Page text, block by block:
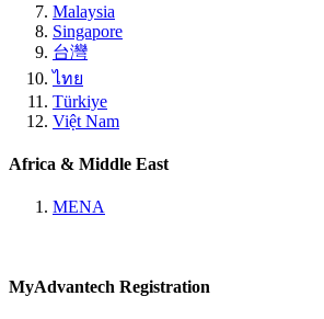
Malaysia
Singapore
台灣
ไทย
Türkiye
Việt Nam
Africa & Middle East
MENA
MyAdvantech Registration